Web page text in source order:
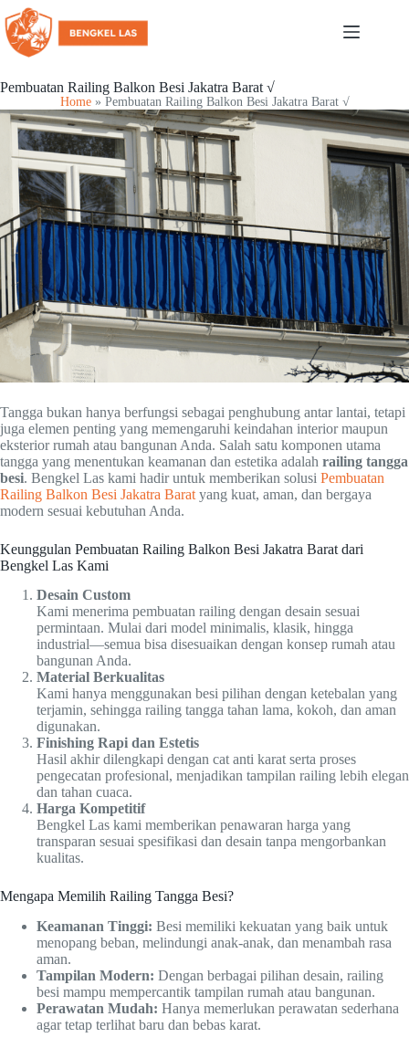
Pembuatan Railing Balkon Besi Jakatra Barat √
Home» Pembuatan Railing Balkon Besi Jakatra Barat √
Tangga bukan hanya berfungsi sebagai penghubung antar lantai, tetapi
juga elemen penting yang memengaruhi keindahan interior maupun
eksterior rumah atau bangunan Anda. Salah satu komponen utama
tangga yang menentukan keamanan dan estetika adalah railing tangga
besi. Bengkel Las kami hadir untuk memberikan solusi Pembuatan
Railing Balkon Besi Jakatra Barat yang kuat, aman, dan bergaya
modern sesuai kebutuhan Anda.
Keunggulan Pembuatan Railing Balkon Besi Jakatra Barat dari
Bengkel Las Kami
Desain Custom
Kami menerima pembuatan railing dengan desain sesuai
permintaan. Mulai dari model minimalis, klasik, hingga
industrial—semua bisa disesuaikan dengan konsep rumah atau
bangunan Anda.
Material Berkualitas
Kami hanya menggunakan besi pilihan dengan ketebalan yang
terjamin, sehingga railing tangga tahan lama, kokoh, dan aman
digunakan.
Finishing Rapi dan Estetis
Hasil akhir dilengkapi dengan cat anti karat serta proses
pengecatan profesional, menjadikan tampilan railing lebih elegan
dan tahan cuaca.
Harga Kompetitif
Bengkel Las kami memberikan penawaran harga yang
transparan sesuai spesifikasi dan desain tanpa mengorbankan
kualitas.
Mengapa Memilih Railing Tangga Besi?
Keamanan Tinggi: Besi memiliki kekuatan yang baik untuk
menopang beban, melindungi anak-anak, dan menambah rasa
aman.
Tampilan Modern: Dengan berbagai pilihan desain, railing
besi mampu mempercantik tampilan rumah atau bangunan.
Perawatan Mudah: Hanya memerlukan perawatan sederhana
agar tetap terlihat baru dan bebas karat.